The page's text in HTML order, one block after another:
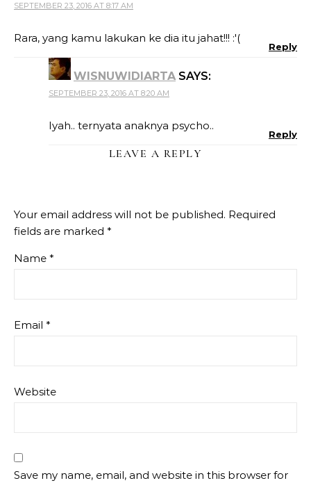
SEPTEMBER 23, 2016 AT 8:17 AM
Rara, yang kamu lakukan ke dia itu jahat!!! :'(
Reply
WISNUWIDIARTA SAYS:
SEPTEMBER 23, 2016 AT 8:20 AM
Iyah.. ternyata anaknya psycho..
Reply
LEAVE A REPLY
Your email address will not be published. Required
fields are marked *
Name *
Email *
Website
Save my name, email, and website in this browser for